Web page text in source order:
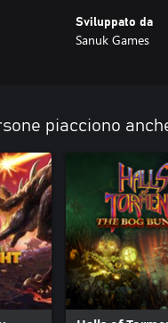
Sviluppato da
Sanuk Games
piacciono